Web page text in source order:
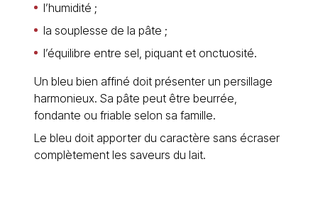
l’humidité ;
la souplesse de la pâte ;
l’équilibre entre sel, piquant et onctuosité.
Un bleu bien affiné doit présenter un persillage
harmonieux. Sa pâte peut être beurrée,
fondante ou friable selon sa famille.
Le bleu doit apporter du caractère sans écraser
complètement les saveurs du lait.